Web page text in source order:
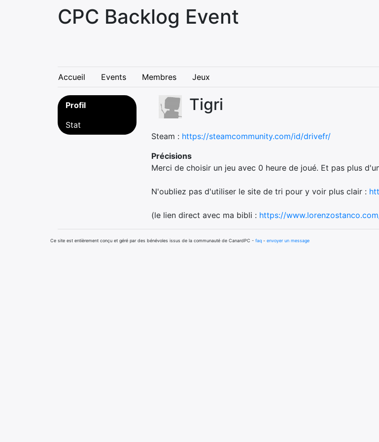
CPC Backlog Event
Accueil Events Membres Jeux
Profil
Stat
Tigri
Steam : https://steamcommunity.com/id/drivefr/
Précisions
Merci de choisir un jeu avec 0 heure de joué. Et pas plus
N'oubliez pas d'utiliser le site de tri pour y voir plus clair :
(le lien direct avec ma bibli : https://
Ce site est entièrement conçu et géré par des bénévoles issus de la communauté de CanardPC - faq - envoyer un message